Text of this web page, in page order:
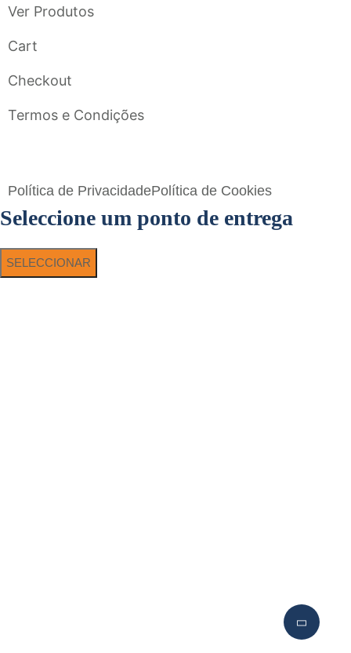
Ver Produtos
Cart
Checkout
Termos e Condições
Política de PrivacidadePolítica de Cookies
Seleccione um ponto de entrega
SELECCIONAR